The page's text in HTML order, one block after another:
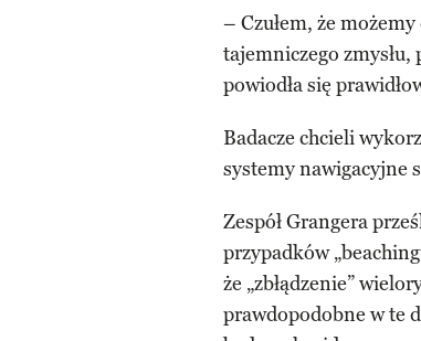
– Czułem, że
tajemniczego
powiodła się
Badacze chcieli
systemy nawigacyjne
Zespół Grangera
przypadków
że „zbłądzenie”
prawdopodobne w te